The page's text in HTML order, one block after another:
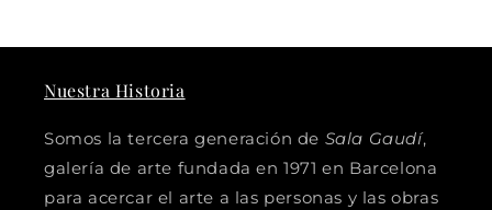
Nuestra Historia
Somos la tercera generación de Sala Gaudí,
galería de arte fundada en 1971 en Barcelona
para acercar el arte a las personas y las obras